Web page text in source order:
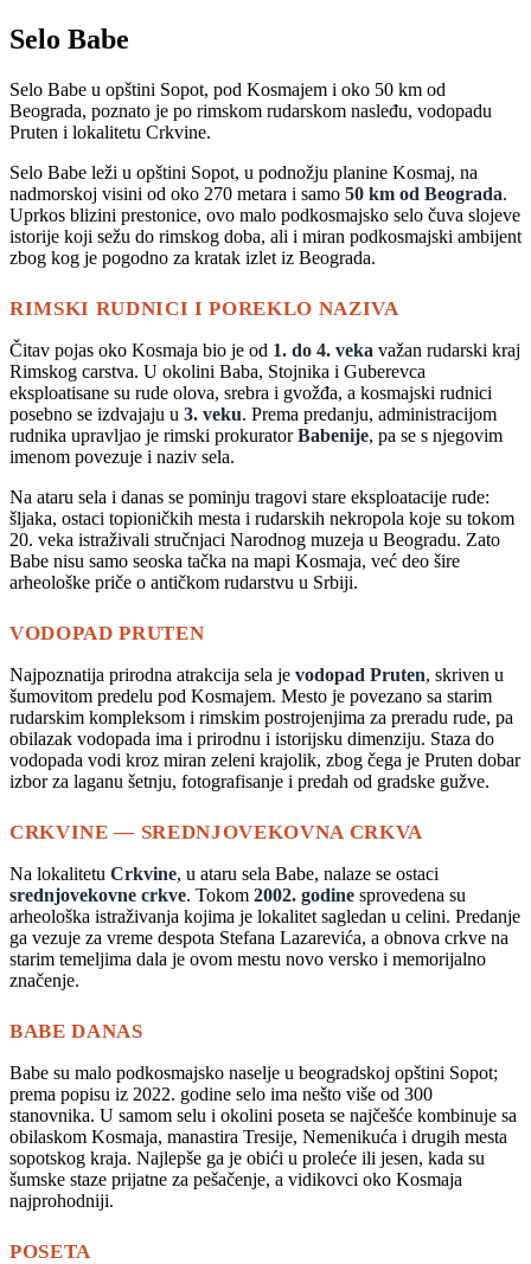
Selo Babe
Selo Babe u opštini Sopot, pod Kosmajem i oko 50 km od
Beograda, poznato je po rimskom rudarskom nasleđu, vodopadu
Pruten i lokalitetu Crkvine.
Selo Babe leži u opštini Sopot, u podnožju planine Kosmaj, na
nadmorskoj visini od oko 270 metara i samo 50 km od Beograda.
Uprkos blizini prestonice, ovo malo podkosmajsko selo čuva slojeve
istorije koji sežu do rimskog doba, ali i miran podkosmajski ambijent
zbog kog je pogodno za kratak izlet iz Beograda.
RIMSKI RUDNICI I POREKLO NAZIVA
Čitav pojas oko Kosmaja bio je od 1. do 4. veka važan rudarski kraj
Rimskog carstva. U okolini Baba, Stojnika i Guberevca
eksploatisane su rude olova, srebra i gvožđa, a kosmajski rudnici
posebno se izdvajaju u 3. veku. Prema predanju, administracijom
rudnika upravljao je rimski prokuratorBabenije, pa se s njegovim
imenom povezuje i naziv sela.
Na ataru sela i danas se pominju tragovi stare eksploatacije rude:
šljaka, ostaci topioničkih mesta i rudarskih nekropola koje su tokom
20. veka istraživali stručnjaci Narodnog muzeja u Beogradu. Zato
Babe nisu samo seoska tačka na mapi Kosmaja, već deo šire
arheološke priče o antičkom rudarstvu u Srbiji.
VODOPAD PRUTEN
Najpoznatija prirodna atrakcija sela je vodopad Pruten, skriven u
šumovitom predelu pod Kosmajem. Mesto je povezano sa starim
rudarskim kompleksom i rimskim postrojenjima za preradu rude, pa
obilazak vodopada ima i prirodnu i istorijsku dimenziju. Staza do
vodopada vodi kroz miran zeleni krajolik, zbog čega je Pruten dobar
izbor za laganu šetnju, fotografisanje i predah od gradske gužve.
CRKVINE — SREDNJOVEKOVNA CRKVA
Na lokalitetu Crkvine, u ataru sela Babe, nalaze se ostaci
srednjovekovne crkve. Tokom 2002. godine sprovedena su
arheološka istraživanja kojima je lokalitet sagledan u celini. Predanje
ga vezuje za vreme despota Stefana Lazarevića, a obnova crkve na
starim temeljima dala je ovom mestu novo versko i memorijalno
značenje.
BABE DANAS
Babe su malo podkosmajsko naselje u beogradskoj opštini Sopot;
prema popisu iz 2022. godine selo ima nešto više od 300
stanovnika. U samom selu i okolini poseta se najčešće kombinuje sa
obilaskom Kosmaja, manastira Tresije, Nemenikuća i drugih mesta
sopotskog kraja. Najlepše ga je obići u proleće ili jesen, kada su
šumske staze prijatne za pešačenje, a vidikovci oko Kosmaja
najprohodniji.
POSETA